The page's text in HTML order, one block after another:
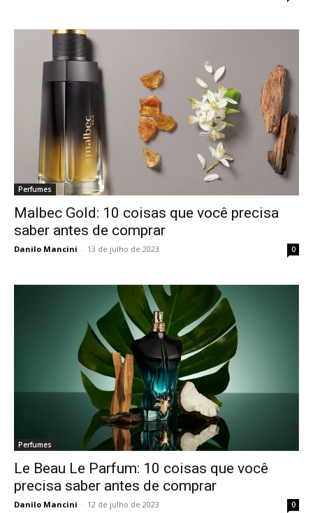
Perfumes
Malbec Gold: 10 coisas que você precisa
saber antes de comprar
Danilo Mancini - 13 de julho de 2023 0
Perfumes
Le Beau Le Parfum: 10 coisas que você
precisa saber antes de comprar
Danilo Mancini - 12 de julho de 2023 0